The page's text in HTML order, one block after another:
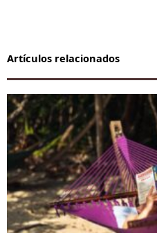
Artículos relacionados